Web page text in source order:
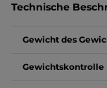
Technische
Gewicht des
Gewichtskontrolle